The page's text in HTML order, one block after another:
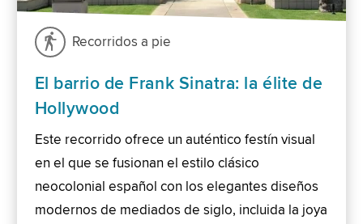
Recorridos a pie
El barrio de Frank Sinatra: la élite de
Hollywood
Este recorrido ofrece un auténtico festín visual
en el que se fusionan el estilo clásico
neocolonial español con los elegantes diseños
modernos de mediados de siglo, incluida la joya